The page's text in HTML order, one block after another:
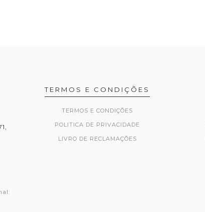
TERMOS E CONDIÇÕES
TERMOS E CONDIÇÕES
POLITICA DE PRIVACIDADE
LIVRO DE RECLAMAÇÕES